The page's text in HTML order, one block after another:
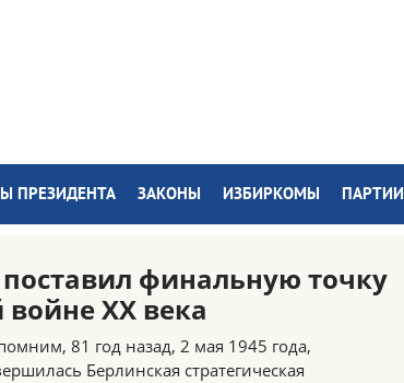
ПРЕЗИДЕНТА ЗАКОНЫ ИЗБИРКОМЫ ПАРТИИ
поставил финальную точку
XX века
81 год назад, 2 мая 1945 года,
Берлинская стратегическая